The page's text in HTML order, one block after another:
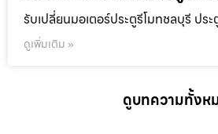
รับเปลี่ยนมอเตอร์ประตูรีโมทชลบุรี ประ
ดูเพิ่มเติม »
ดูบทความทั้งห